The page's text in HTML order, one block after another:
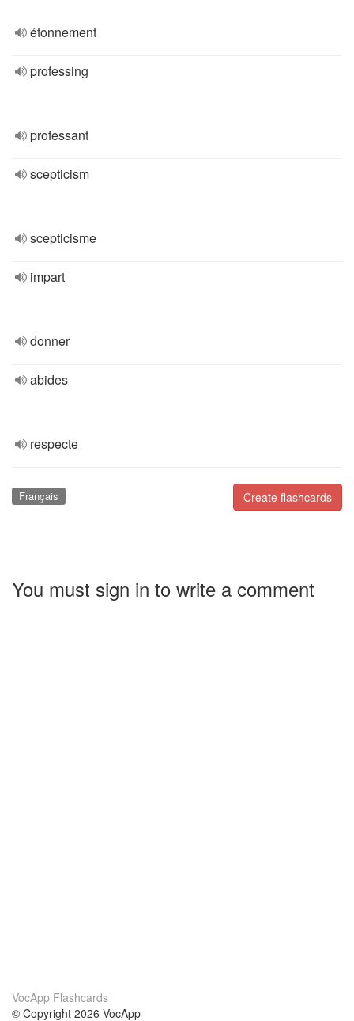
étonnement
professing
professant
scepticism
scepticisme
impart
donner
abides
respecte
Create flashcards
Français
You must sign in to write a comment
VocApp Flashcards
© Copyright 2026 VocApp